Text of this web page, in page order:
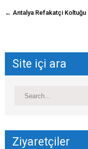
← Antalya Refakatçi Koltuğu
Site içi ara
Ziyaretçiler